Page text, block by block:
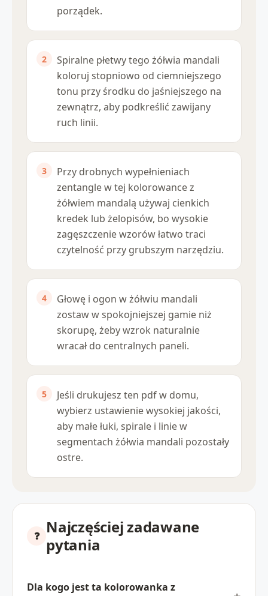
porządek.
Spiralne płetwy tego żółwia mandali
koloruj stopniowo od ciemniejszego
tonu przy środku do jaśniejszego na
zewnątrz, aby podkreślić zawijany
ruch linii.
Przy drobnych wypełnieniach
zentangle w tej kolorowance z
żółwiem mandalą używaj cienkich
kredek lub żelopisów, bo wysokie
zagęszczenie wzorów łatwo traci
czytelność przy grubszym narzędziu.
Głowę i ogon w żółwiu mandali
zostaw w spokojniejszej gamie niż
skorupę, żeby wzrok naturalnie
wracał do centralnych paneli.
Jeśli drukujesz ten pdf w domu,
wybierz ustawienie wysokiej jakości,
aby małe łuki, spirale i linie w
segmentach żółwia mandali pozostały
ostre.
Najczęściej zadawane
pytania
Dla kogo jest ta kolorowanka z